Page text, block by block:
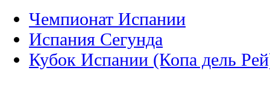
Чемпионат Испании
Испания Сегунда
Кубок Испании (Копа дель